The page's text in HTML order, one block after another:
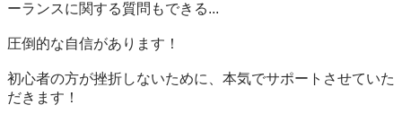
ーランスに関する質問もできる...
圧倒的な自信があります！
初心者の方が挫折しないために、本気でサポートさせていた
だきます！